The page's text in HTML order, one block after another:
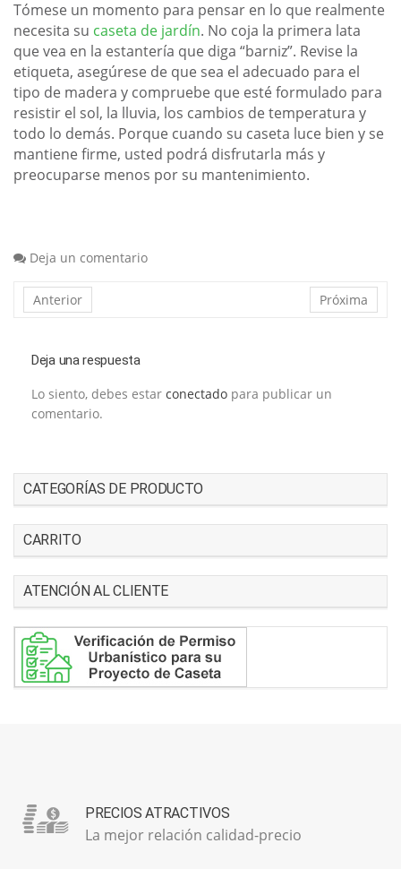
Tómese un momento para pensar en lo que realmente
necesita su caseta de jardín. No coja la primera lata
que vea en la estantería que diga “barniz”. Revise la
etiqueta, asegúrese de que sea el adecuado para el
tipo de madera y compruebe que esté formulado para
resistir el sol, la lluvia, los cambios de temperatura y
todo lo demás. Porque cuando su caseta luce bien y se
mantiene firme, usted podrá disfrutarla más y
preocuparse menos por su mantenimiento.
Deja un comentario
Anterior Próxima
Deja una respuesta
Lo siento, debes estar conectado para publicar un
comentario.
CATEGORÍAS DE PRODUCTO
CARRITO
ATENCIÓN AL CLIENTE
PRECIOS ATRACTIVOS
La mejor relación calidad-precio